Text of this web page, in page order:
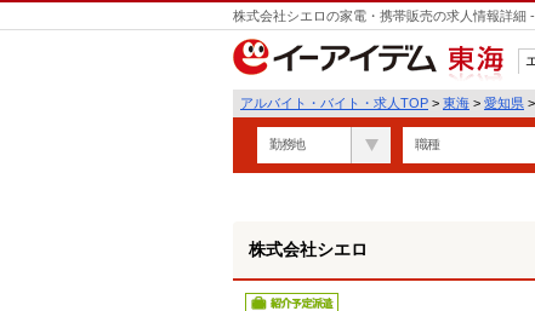
株式会社シエロの家電・携帯販売の求人情報詳
東海
アルバイト・バイト・求人TOP > 東海 > 愛知県 >
勤務地 職種
遣
株式会社シエロ